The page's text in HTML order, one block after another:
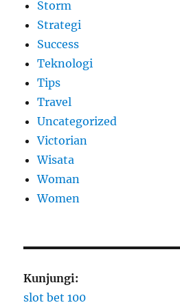
Storm
Strategi
Success
Teknologi
Tips
Travel
Uncategorized
Victorian
Wisata
Woman
Women
Kunjungi:
slot bet 100